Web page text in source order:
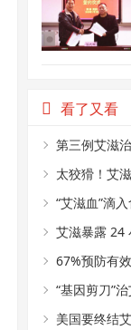
看了又看
第三例艾滋
普适，但有
太狡猾！艾
后感染其它
“艾滋血”滴
别再传了!
艾滋暴露 24
67%预防有
展
“基因剪刀”
除病毒
美国要终结